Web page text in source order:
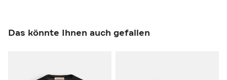
Das könnte Ihnen auch gefallen